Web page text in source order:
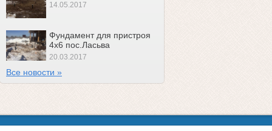
14.05.2017
Фундамент для пристроя
4х6 пос.Ласьва
20.03.2017
Все новости »